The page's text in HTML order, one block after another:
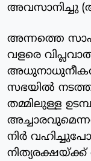
അവസാനിച്ചു
അന്നത്തെ
വളരെ
സഭയില്‍
തമ്മിലുള്ള
നിര്‍